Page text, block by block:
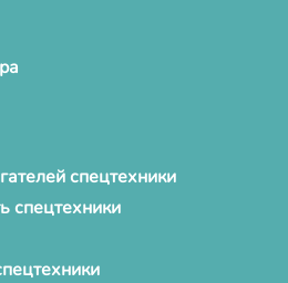
спецтехники
спецтехники